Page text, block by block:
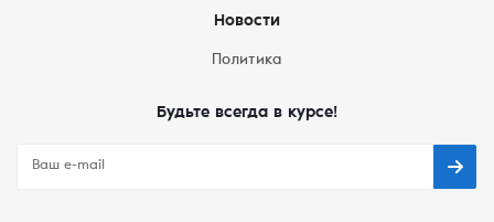
Новости
Политика
Будьте всегда в курсе!